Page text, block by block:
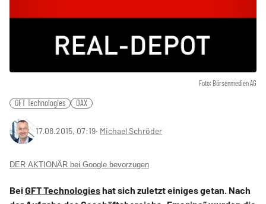
Foto: Börsenmedien AG
GFT Technologies DAX
17.08.2015, 07:19‧ Michael Schröder
DER AKTIONÄR bei Google bevorzugen
BeiGFT Technologieshat sich zuletzt einiges getan. Nach